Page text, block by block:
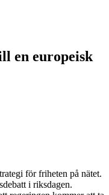
en europeisk
för friheten på nätet.
i riksdagen.